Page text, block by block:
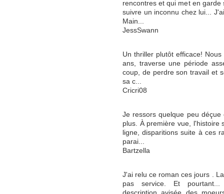
rencontres et qui met en
suivre un inconnu chez lui...
Main...
JessSwann
Un thriller plutôt efficace!
ans, traverse une période
coup, de perdre son travail et
sa c...
Cricri08
Je ressors quelque peu
plus. À première vue, l'histoire
ligne, disparitions suite à ces
parai...
Bartzella
J'ai relu ce roman ces jours .
pas service. Et pourtant...